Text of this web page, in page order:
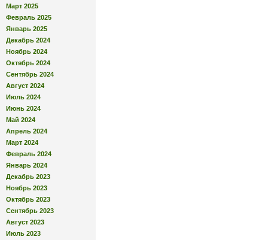
Март 2025
Февраль 2025
Январь 2025
Декабрь 2024
Ноябрь 2024
Октябрь 2024
Сентябрь 2024
Август 2024
Июль 2024
Июнь 2024
Май 2024
Апрель 2024
Март 2024
Февраль 2024
Январь 2024
Декабрь 2023
Ноябрь 2023
Октябрь 2023
Сентябрь 2023
Август 2023
Июль 2023